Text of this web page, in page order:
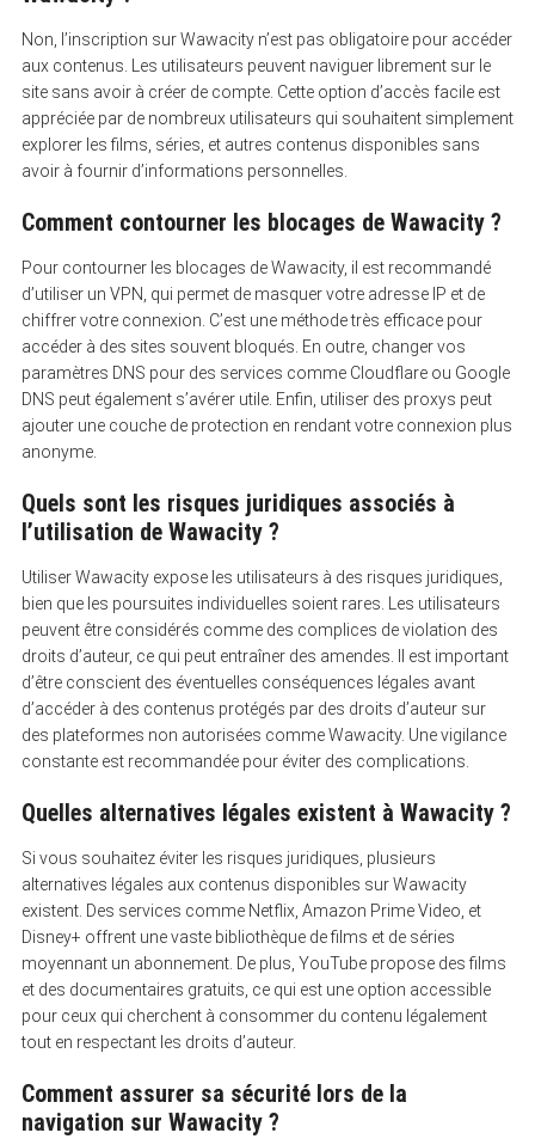
Non, l’inscription sur Wawacity n’est pas obligatoire pour accéder
aux contenus. Les utilisateurs peuvent naviguer librement sur le
site sans avoir à créer de compte. Cette option d’accès facile est
appréciée par de nombreux utilisateurs qui souhaitent simplement
explorer les films, séries, et autres contenus disponibles sans
avoir à fournir d’informations personnelles.
Comment contourner les blocages de Wawacity ?
Pour contourner les blocages de Wawacity, il est recommandé
d’utiliser un VPN, qui permet de masquer votre adresse IP et de
chiffrer votre connexion. C’est une méthode très efficace pour
accéder à des sites souvent bloqués. En outre, changer vos
paramètres DNS pour des services comme Cloudflare ou Google
DNS peut également s’avérer utile. Enfin, utiliser des proxys peut
ajouter une couche de protection en rendant votre connexion plus
anonyme.
Quels sont les risques juridiques associés à
l’utilisation de Wawacity ?
Utiliser Wawacity expose les utilisateurs à des risques juridiques,
bien que les poursuites individuelles soient rares. Les utilisateurs
peuvent être considérés comme des complices de violation des
droits d’auteur, ce qui peut entraîner des amendes. Il est important
d’être conscient des éventuelles conséquences légales avant
d’accéder à des contenus protégés par des droits d’auteur sur
des plateformes non autorisées comme Wawacity. Une vigilance
constante est recommandée pour éviter des complications.
Quelles alternatives légales existent à Wawacity ?
Si vous souhaitez éviter les risques juridiques, plusieurs
alternatives légales aux contenus disponibles sur Wawacity
existent. Des services comme Netflix, Amazon Prime Video, et
Disney+ offrent une vaste bibliothèque de films et de séries
moyennant un abonnement. De plus, YouTube propose des films
et des documentaires gratuits, ce qui est une option accessible
pour ceux qui cherchent à consommer du contenu légalement
tout en respectant les droits d’auteur.
Comment assurer sa sécurité lors de la
navigation sur Wawacity ?